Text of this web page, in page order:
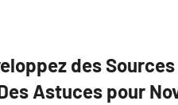
des
Astuces pour